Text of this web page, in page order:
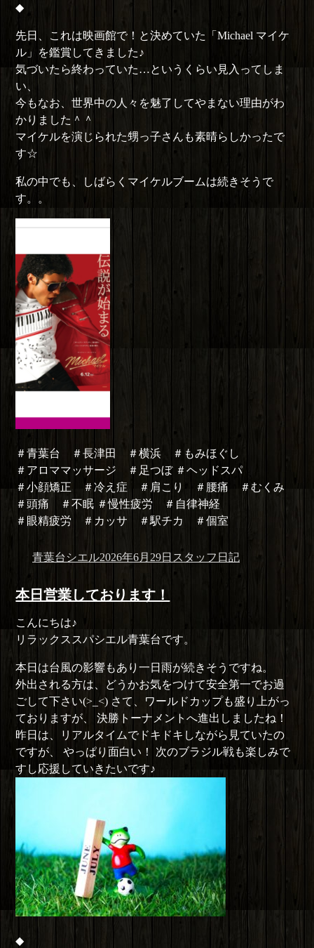
◆
先日、これは映画館で！と決めていた「Michael マイケ
ル」を鑑賞してきました♪
気づいたら終わっていた…というくらい見入ってしま
い、
今もなお、世界中の人々を魅了してやまない理由がわ
かりました＾＾
マイケルを演じられた甥っ子さんも素晴らしかったで
す☆
私の中でも、しばらくマイケルブームは続きそうで
す。。
＃青葉台 ＃長津田 ＃横浜 ＃もみほぐし
＃アロママッサージ ＃足つぼ ＃ヘッドスパ
＃小顔矯正 ＃冷え症 ＃肩こり ＃腰痛 ＃むくみ
＃頭痛 ＃不眠 ＃慢性疲労 ＃自律神経
＃眼精疲労 ＃カッサ ＃駅チカ ＃個室
投
者
青葉台シエル投
日:
2026年6月29日 カ
スタッフ日記
本日営業しております！
こんにちは♪
リラックススパシエル青葉台です。
本日は台風の影響もあり一日雨が続きそうですね。
外出される方は、どうかお気をつけて安全第一でお過
ごして下さい(>_<) さて、ワールドカップも盛り上がっ
ておりますが、 決勝トーナメントへ進出しましたね！
昨日は、リアルタイムでドキドキしながら見ていたの
ですが、 やっぱり面白い！ 次のブラジル戦も楽しみで
すし応援していきたいです♪
◆